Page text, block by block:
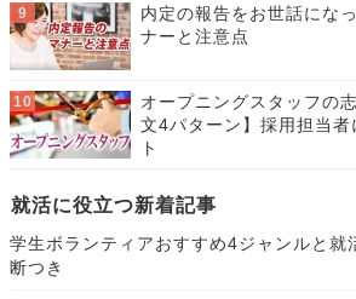
内定の報告をお世話にな
ナーと注意点
オープニングスタッフの
文4パターン】採用担当
ト
就活に役立つ新着記事
学生ボランティアおすすめ4ジャンルと就
断つき